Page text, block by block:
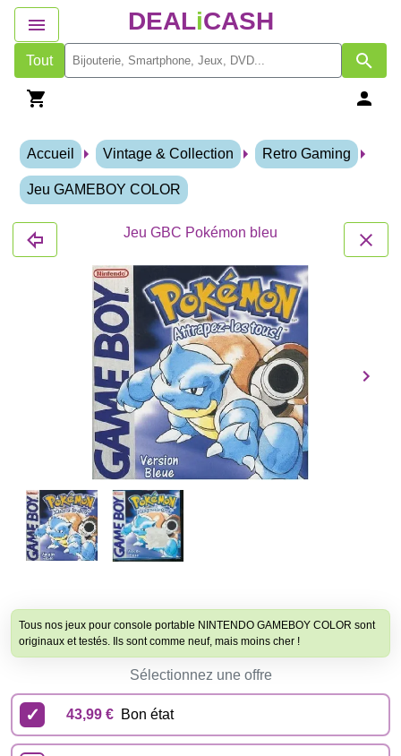
DEALiCASH
Tout
Accueil Vintage & Collection Retro Gaming
Jeu GAMEBOY COLOR
Jeu GBC Pokémon bleu
Tous nos jeux pour console portable NINTENDO GAMEBOY COLOR sont
originaux et testés. Ils sont comme neuf, mais moins cher !
Sélectionnez une offre
43,99 € Bon état